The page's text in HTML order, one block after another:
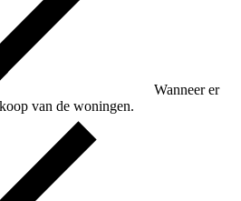
Wanneer er
van de woningen.